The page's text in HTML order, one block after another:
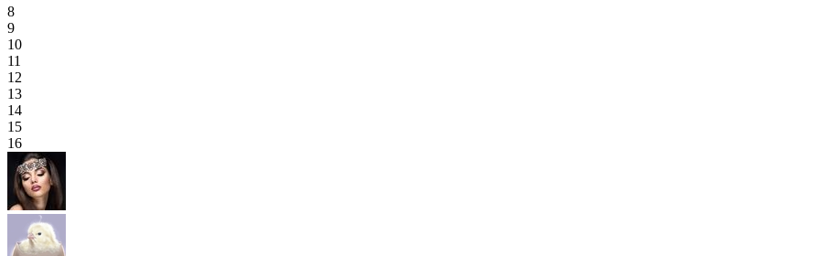
8
9
10
11
12
13
14
15
16